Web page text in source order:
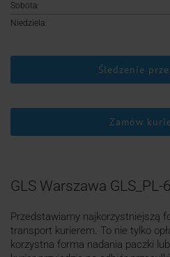
Sobota:
Niedziela:
Śledzenie
Zamów
GLS Warszawa
Przedstawiamy najkorzystniejszą
transport kurierem. To nie tylko
korzystna forma nadania paczki